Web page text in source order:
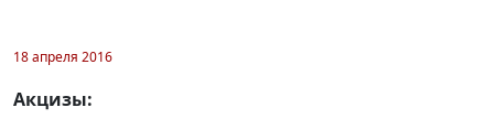
18 апреля 2016
Акцизы: